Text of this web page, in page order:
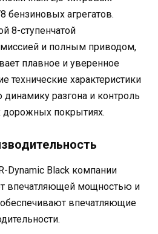
агрегатов.
8-ступенчатой
и полным приводом,
плавное и уверенное
характеристики
динамику разгона и контроль
покрытиях.
Dynamic Black компании
впечатляющей мощностью и
впечатляющие